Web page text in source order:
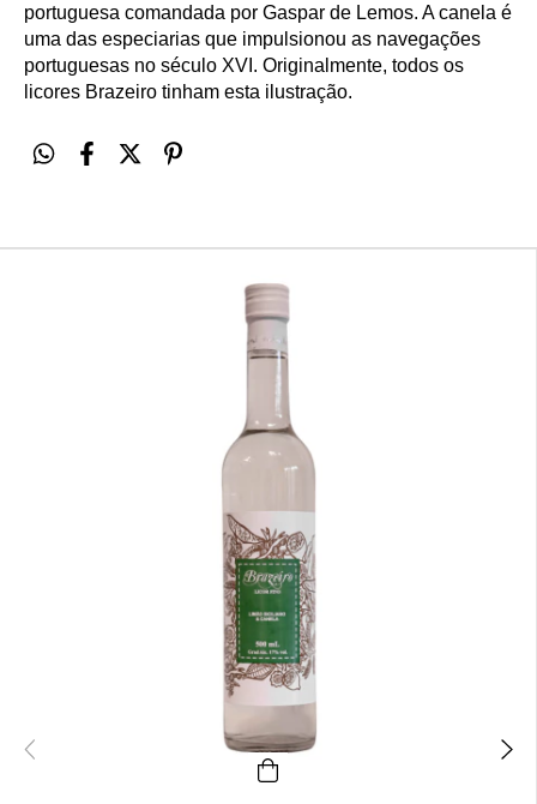
portuguesa comandada por Gaspar de Lemos. A canela é
uma das especiarias que impulsionou as navegações
portuguesas no século XVI. Originalmente, todos os
licores Brazeiro tinham esta ilustração.